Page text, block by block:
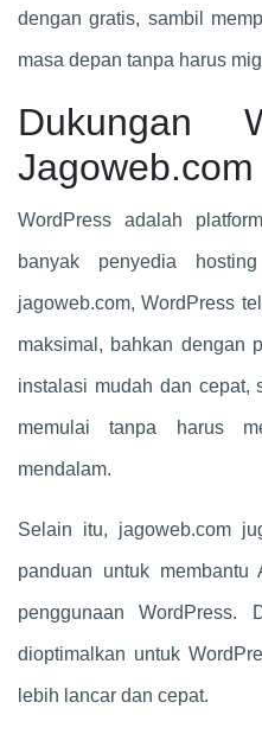
dengan gratis, sambil
masa depan tanpa harus
Dukungan
Jagoweb.com
WordPress adalah
banyak penyedia
jagoweb.com, WordPress
maksimal, bahkan dengan
instalasi mudah dan cepat,
memulai tanpa harus
mendalam.
Selain itu, jagoweb.com
panduan untuk membantu
penggunaan WordPress.
dioptimalkan untuk
lebih lancar dan cepat.